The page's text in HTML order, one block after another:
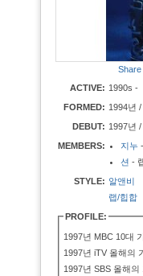
ACTIVE: 1990s -
FORMED: 1994년
DEBUT: 1997년
MEMBERS:
지누
션 -
STYLE: 알앤비
랩/힙합
PROFILE:
1997년 MBC 10대
1997년 iTV 올해의
1997년 SBS 올해의